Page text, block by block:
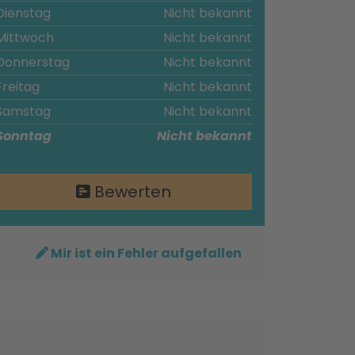
Nicht bekannt
Nicht bekannt
Nicht bekannt
Nicht bekannt
Nicht bekannt
Nicht bekannt
Bewerten
Mir ist ein Fehler aufgefallen